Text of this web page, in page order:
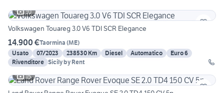
10
Volkswagen Touareg 3.0 V6 TDI SCR Elegance
14.900 €Taormina (ME)
Usato
07/2023 238530 Km Diesel Automatico
Euro 6
Rivenditore Sicily by Rent
15